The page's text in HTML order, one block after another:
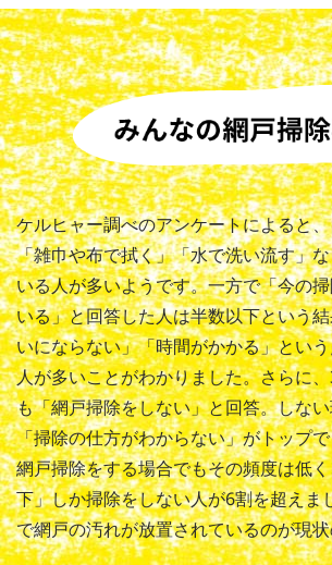
ケルヒャー調べのアンケートによると
「雑巾や布で拭く」「水で洗い流す」
いる人が多いようです。一方で「今の
いる」と回答した人は半数以下という
いにならない」「時間がかかる」とい
人が多いことがわかりました。さらに
も「網戸掃除をしない」と回答。しな
「掃除の仕方がわからない」がトップ
網戸掃除をする場合でもその頻度は低
下」しか掃除をしない人が6割を超えま
で網戸の汚れが放置されているのが現